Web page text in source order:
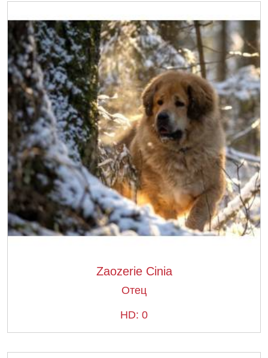
Zaozerie Cinia
Отец
HD: 0